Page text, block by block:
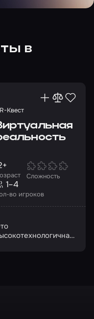
в
Квест
Сложность
во игроков
1–4